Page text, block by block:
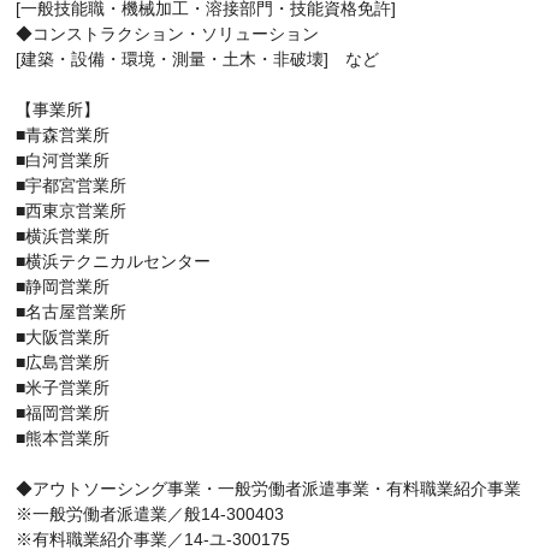
[一般技能職・機械加工・溶接部門・技能資格免許]
◆コンストラクション・ソリューション
[建築・設備・環境・測量・土木・非破壊] など
【事業所】
■青森営業所
■白河営業所
■宇都宮営業所
■西東京営業所
■横浜営業所
■横浜テクニカルセンター
■静岡営業所
■名古屋営業所
■大阪営業所
■広島営業所
■米子営業所
■福岡営業所
■熊本営業所
◆アウトソーシング事業・一般労働者派遣事業・有料職業紹介事業
※一般労働者派遣業／般14-300403
※有料職業紹介事業／14-ユ-300175